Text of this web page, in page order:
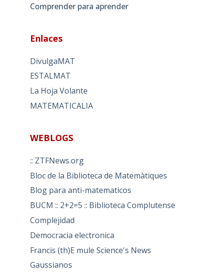
Comprender para aprender
Enlaces
DivulgaMAT
ESTALMAT
La Hoja Volante
MATEMATICALIA
WEBLOGS
:: ZTFNews.org
Bloc de la Biblioteca de Matemàtiques
Blog para anti-matematicos
BUCM :: 2+2=5 :: Biblioteca Complutense
Complejidad
Democracia electronica
Francis (th)E mule Science's News
Gaussianos